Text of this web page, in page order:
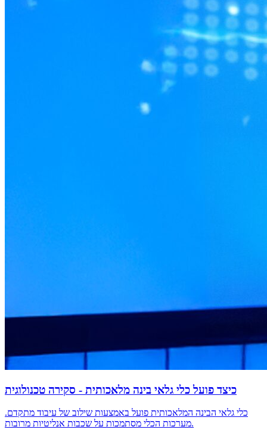
כיצד פועל כלי גלאי בינה מלאכותית - סקירה טכנולוגית
כלי גלאי הבינה המלאכותית פועל באמצעות שילוב של עיבוד מתקדם.
מערכות הכלי מסתמכות על שכבות אנליטיות מרובות.